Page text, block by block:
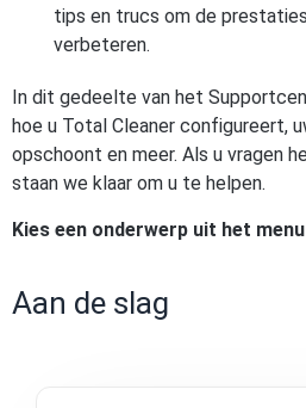
tips en trucs om de
verbeteren.
In dit gedeelte van het
hoe u Total Cleaner configureert,
opschoont en meer. Als u vragen
staan we klaar om u te helpen.
Kies een onderwerp uit het
Aan de slag